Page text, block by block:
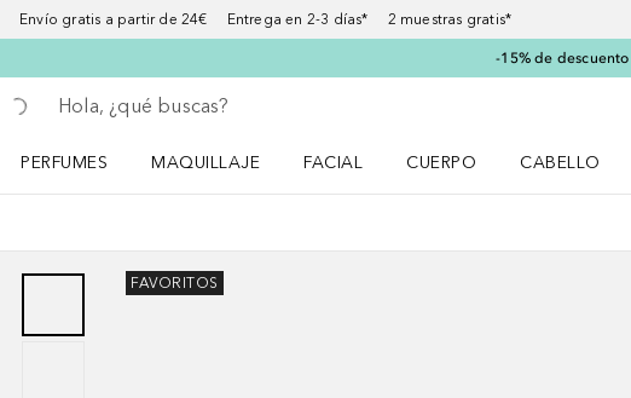
Envío gratis a partir de 24€ Entrega en 2-3 días* 2 muestras gratis*
-15% de
Regresar
Ejecutar búsqueda
PERFUMES
MAQUILLAJE
FACIAL
CUERPO
CABELLO
FAVORITOS